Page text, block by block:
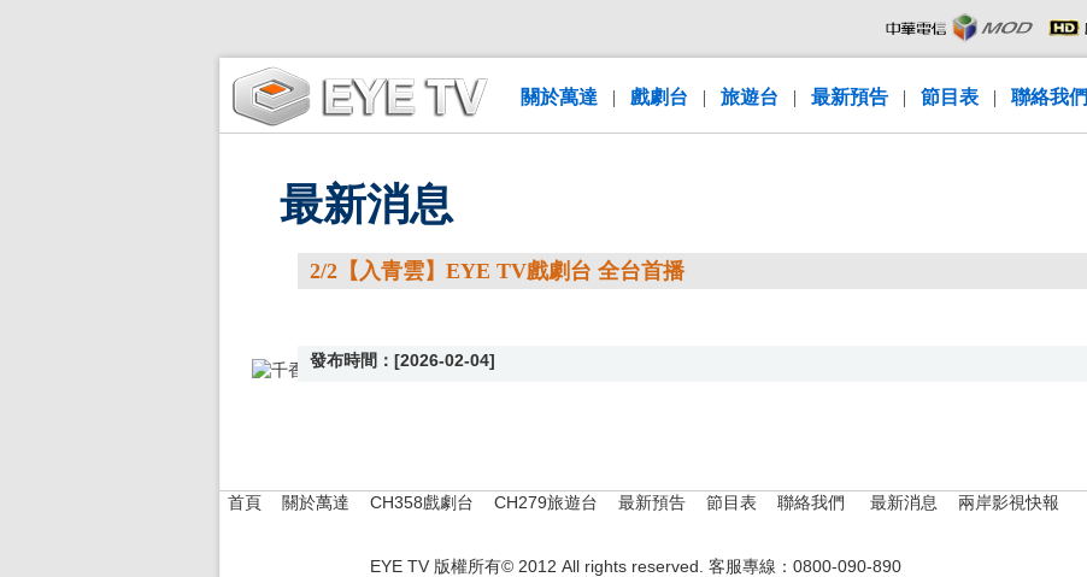
關於萬達 | 戲劇台 | 旅遊台 | 最新預告 | 節目表 | 聯絡我們
最新消息
2/2【入青雲】EYE TV戲劇台 全台首播
發布時間：[2026-02-04]
首頁 關於萬達 CH358戲劇台 CH279旅遊台 最新預告 節目表 聯絡我們 最新消息 兩岸影視快報
EYE TV 版權所有© 2012 All rights reserved. 客服專線：0800-090-890